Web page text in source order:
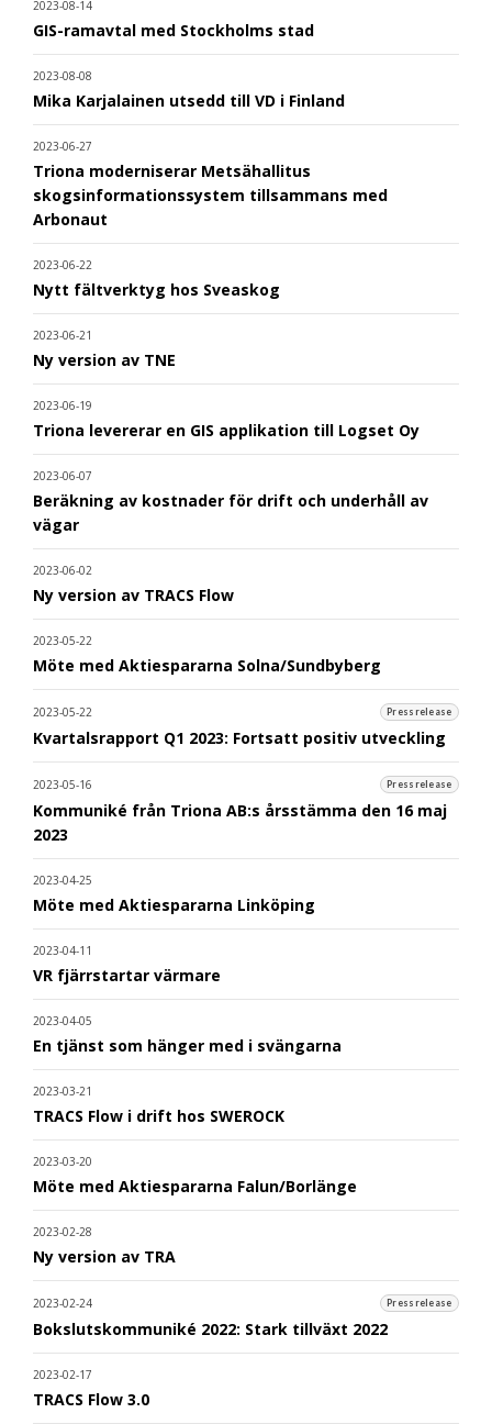
2023-08-14
GIS-ramavtal med Stockholms stad
2023-08-08
Mika Karjalainen utsedd till VD i Finland
2023-06-27
Triona moderniserar Metsähallitus
skogsinformationssystem tillsammans med
Arbonaut
2023-06-22
Nytt fältverktyg hos Sveaskog
2023-06-21
Ny version av TNE
2023-06-19
Triona levererar en GIS applikation till Logset Oy
2023-06-07
Beräkning av kostnader för drift och underhåll av
vägar
2023-06-02
Ny version av TRACS Flow
2023-05-22
Möte med Aktiespararna Solna/Sundbyberg
2023-05-22 Pressrelease
Kvartalsrapport Q1 2023: Fortsatt positiv utveckling
2023-05-16 Pressrelease
Kommuniké från Triona AB:s årsstämma den 16 maj
2023
2023-04-25
Möte med Aktiespararna Linköping
2023-04-11
VR fjärrstartar värmare
2023-04-05
En tjänst som hänger med i svängarna
2023-03-21
TRACS Flow i drift hos SWEROCK
2023-03-20
Möte med Aktiespararna Falun/Borlänge
2023-02-28
Ny version av TRA
2023-02-24 Pressrelease
Bokslutskommuniké 2022: Stark tillväxt 2022
2023-02-17
TRACS Flow 3.0